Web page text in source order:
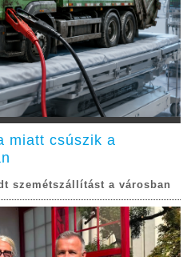
miatt csúszik a
szemétszállítást a városban